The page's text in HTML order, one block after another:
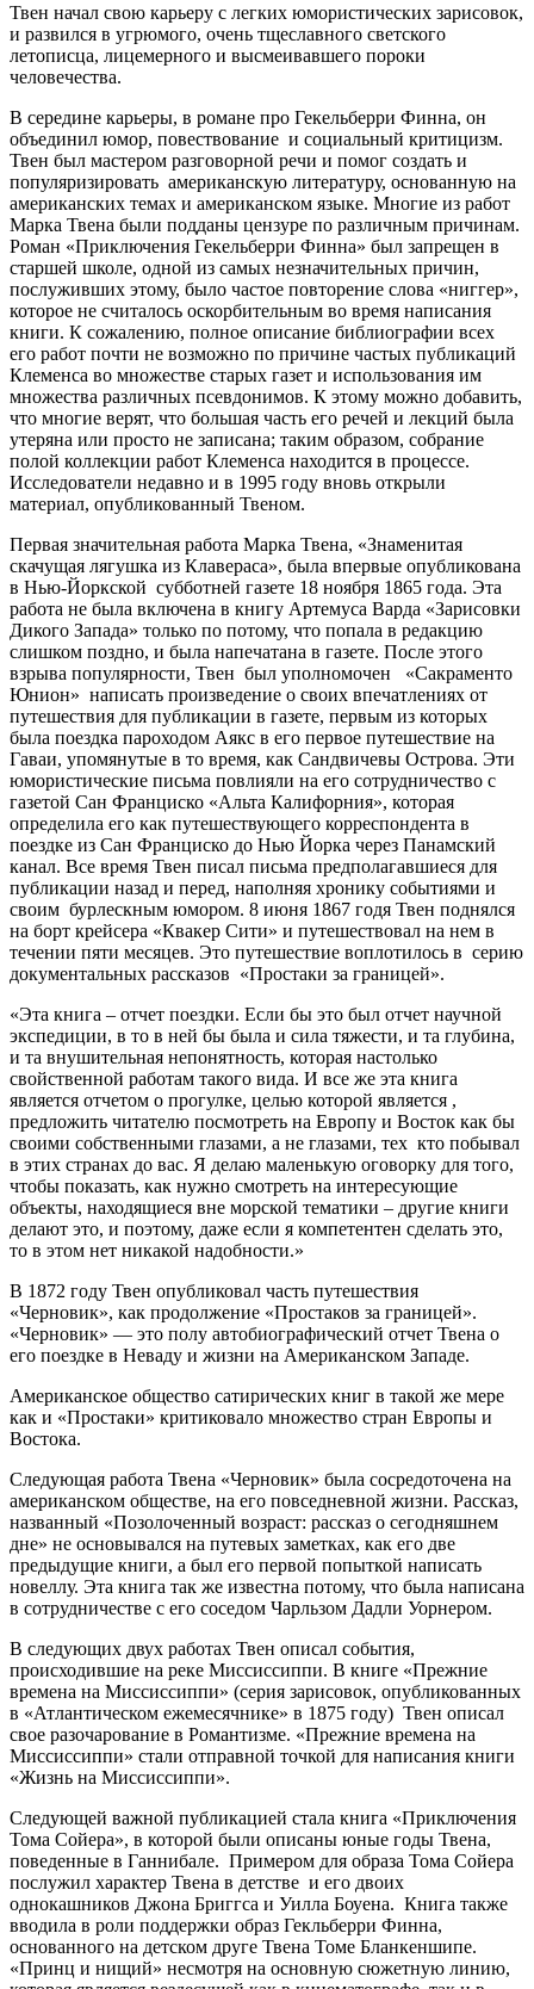
Твен начал свою карьеру с легких юмористических зарисовок,
и развился в угрюмого, очень тщеславного светского
летописца, лицемерного и высмеивавшего пороки
человечества.
В середине карьеры, в романе про Гекельберри Финна, он
объединил юмор, повествование и социальный критицизм.
Твен был мастером разговорной речи и помог создать и
популяризировать американскую литературу, основанную на
американских темах и американском языке. Многие из работ
Марка Твена были подданы цензуре по различным причинам.
Роман «Приключения Гекельберри Финна» был запрещен в
старшей школе, одной из самых незначительных причин,
послуживших этому, было частое повторение слова «ниггер»,
которое не считалось оскорбительным во время написания
книги. К сожалению, полное описание библиографии всех
его работ почти не возможно по причине частых публикаций
Клеменса во множестве старых газет и использования им
множества различных псевдонимов. К этому можно добавить,
что многие верят, что большая часть его речей и лекций была
утеряна или просто не записана; таким образом, собрание
полой коллекции работ Клеменса находится в процессе.
Исследователи недавно и в 1995 году вновь открыли
материал, опубликованный Твеном.
Первая значительная работа Марка Твена, «Знаменитая
скачущая лягушка из Клавераса», была впервые опубликована
в Нью-Йоркской субботней газете 18 ноября 1865 года. Эта
работа не была включена в книгу Артемуса Варда «Зарисовки
Дикого Запада» только по потому, что попала в редакцию
слишком поздно, и была напечатана в газете. После этого
взрыва популярности, Твен был уполномочен «Сакраменто
Юнион» написать произведение о своих впечатлениях от
путешествия для публикации в газете, первым из которых
была поездка пароходом Аякс в его первое путешествие на
Гаваи, упомянутые в то время, как Сандвичевы Острова. Эти
юмористические письма повлияли на его сотрудничество с
газетой Сан Франциско «Альта Калифорния», которая
определила его как путешествующего корреспондента в
поездке из Сан Франциско до Нью Йорка через Панамский
канал. Все время Твен писал письма предполагавшиеся для
публикации назад и перед, наполняя хронику событиями и
своим бурлескным юмором. 8 июня 1867 годя Твен поднялся
на борт крейсера «Квакер Сити» и путешествовал на нем в
течении пяти месяцев. Это путешествие воплотилось в серию
документальных рассказов «Простаки за границей».
«Эта книга – отчет поездки. Если бы это был отчет научной
экспедиции, в то в ней бы была и сила тяжести, и та глубина,
и та внушительная непонятность, которая настолько
свойственной работам такого вида. И все же эта книга
является отчетом о прогулке, целью которой является ,
предложить читателю посмотреть на Европу и Восток как бы
своими собственными глазами, а не глазами, тех кто побывал
в этих странах до вас. Я делаю маленькую оговорку для того,
чтобы показать, как нужно смотреть на интересующие
объекты, находящиеся вне морской тематики – другие книги
делают это, и поэтому, даже если я компетентен сделать это,
то в этом нет никакой надобности.»
В 1872 году Твен опубликовал часть путешествия
«Черновик», как продолжение «Простаков за границей».
«Черновик» — это полу автобиографический отчет Твена о
его поездке в Неваду и жизни на Американском Западе.
Американское общество сатирических книг в такой же мере
как и «Простаки» критиковало множество стран Европы и
Востока.
Следующая работа Твена «Черновик» была сосредоточена на
американском обществе, на его повседневной жизни. Рассказ,
названный «Позолоченный возраст: рассказ о сегодняшнем
дне» не основывался на путевых заметках, как его две
предыдущие книги, а был его первой попыткой написать
новеллу. Эта книга так же известна потому, что была написана
в сотрудничестве с его соседом Чарльзом Дадли Уорнером.
В следующих двух работах Твен описал события,
происходившие на реке Миссиссиппи. В книге «Прежние
времена на Миссиссиппи» (серия зарисовок, опубликованных
в «Атлантическом ежемесячнике» в 1875 году) Твен описал
свое разочарование в Романтизме. «Прежние времена на
Миссиссиппи» стали отправной точкой для написания книги
«Жизнь на Миссиссиппи».
Следующей важной публикацией стала книга «Приключения
Тома Сойера», в которой были описаны юные годы Твена,
поведенные в Ганнибале. Примером для образа Тома Сойера
послужил характер Твена в детстве и его двоих
однокашников Джона Бриггса и Уилла Боуена. Книга также
вводила в роли поддержки образ Гекльберри Финна,
основанного на детском друге Твена Томе Бланкеншипе.
«Принц и нищий» несмотря на основную сюжетную линию,